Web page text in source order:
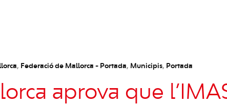
, Federació de Mallorca - Portada, Municipis, Portada
aprova que